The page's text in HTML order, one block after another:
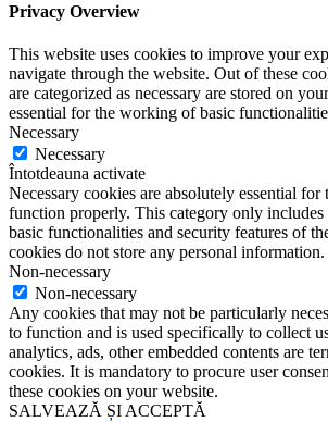
Privacy Overview
This website uses cookies to improve your
navigate through the website. Out of these
are categorized as necessary are stored on
essential for the working of basic
Necessary
Necessary
Întotdeauna activate
Necessary cookies are absolutely essential for
function properly. This category only includes
basic functionalities and security features of
cookies do not store any personal information.
Non-necessary
Non-necessary
Any cookies that may not be particularly
to function and is used specifically to collect
analytics, ads, other embedded contents are
cookies. It is mandatory to procure user
these cookies on your website.
SALVEAZĂ ȘI ACCEPTĂ